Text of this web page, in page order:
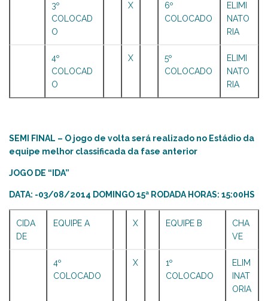
3º
COLOCAD
O
X
6º
COLOCADO
ELIMI
NATO
RIA
4º
COLOCAD
O
X
5º
COLOCADO
ELIMI
NATO
RIA
SEMI FINAL – O jogo de volta será realizado no Estádio da
equipe melhor classificada da fase anterior
JOGO DE “IDA”
DATA: -03/08/2014 DOMINGO 15ª RODADA HORAS: 15:00HS
CIDA
DE
EQUIPE A X EQUIPE B
CHA
VE
4º
COLOCADO
X
1º
COLOCADO
ELIM
INAT
ORIA